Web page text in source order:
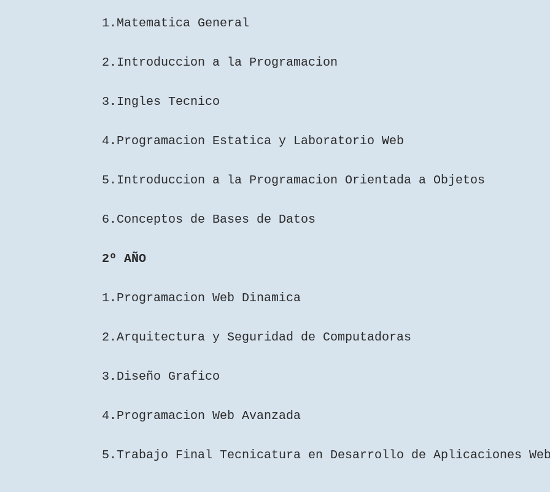
1.Matematica General
2.Introduccion a la Programacion
3.Ingles Tecnico
4.Programacion Estatica y Laboratorio Web
5.Introduccion a la Programacion Orientada a Objetos
6.Conceptos de Bases de Datos
2º AÑO
1.Programacion Web Dinamica
2.Arquitectura y Seguridad de Computadoras
3.Diseño Grafico
4.Programacion Web Avanzada
5.Trabajo Final Tecnicatura en Desarrollo de Aplicaciones